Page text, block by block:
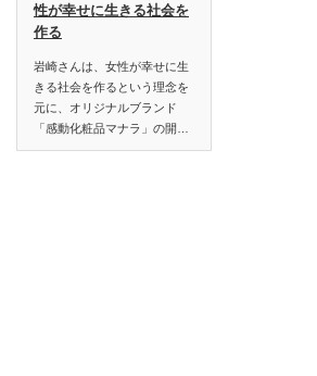
性が幸せに生きる社会を
作る
岩崎さんは、女性が幸せに生
きる社会を作るという理念を
元に、オリジナルブランド
「感動化粧品マナラ」の開…